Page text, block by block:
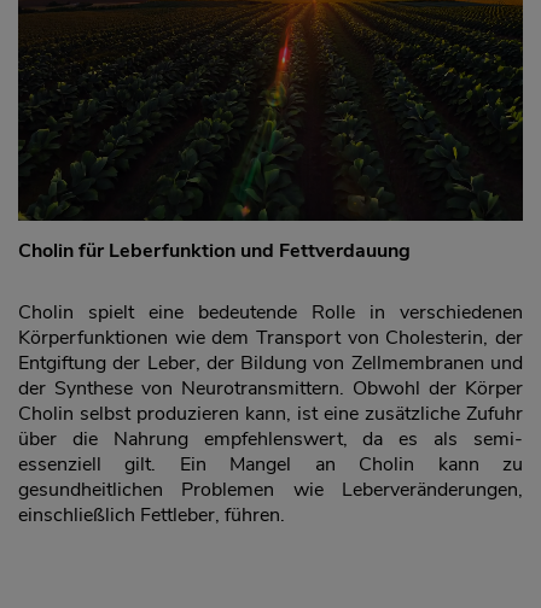
Cholin für Leberfunktion und Fettverdauung
Cholin spielt eine bedeutende Rolle in verschiedenen
Körperfunktionen wie dem Transport von Cholesterin, der
Entgiftung der Leber, der Bildung von Zellmembranen und
der Synthese von Neurotransmittern. Obwohl der Körper
Cholin selbst produzieren kann, ist eine zusätzliche Zufuhr
über die Nahrung empfehlenswert, da es als semi-
essenziell gilt. Ein Mangel an Cholin kann zu
gesundheitlichen Problemen wie Leberveränderungen,
einschließlich Fettleber, führen.